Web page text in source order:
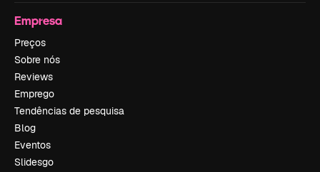
Empresa
Preços
Sobre nós
Reviews
Emprego
Tendências de pesquisa
Blog
Eventos
Slidesgo